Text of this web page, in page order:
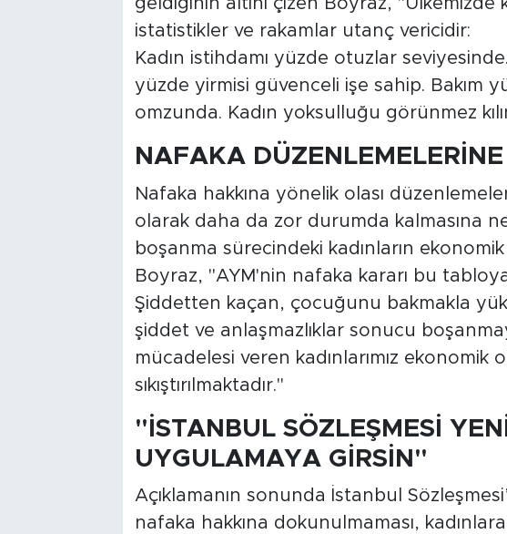
geldiğinin altını çizen Boyraz, "Ülkemizde
istatistikler ve rakamlar utanç vericidir:
Kadın istihdamı yüzde otuzlar seviyesinde.
yüzde yirmisi güvenceli işe sahip. Bakım
omzunda. Kadın yoksulluğu görünmez
NAFAKA DÜZENLEMELERİNE
Nafaka hakkına yönelik olası
olarak daha da zor durumda kalmasına
boşanma sürecindeki kadınların
Boyraz, "AYM'nin nafaka kararı bu
Şiddetten kaçan, çocuğunu bakmakla
şiddet ve anlaşmazlıklar sonucu
mücadelesi veren kadınlarımız ekonomik
sıkıştırılmaktadır."
"İSTANBUL SÖZLEŞMESİ
UYGULAMAYA GİRSİN"
Açıklamanın sonunda İstanbul
nafaka hakkına dokunulmaması,